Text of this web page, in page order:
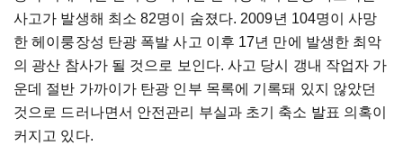
사고가 발생해 최소 82명이 숨졌다. 2009년 104명이 사망
한 헤이룽장성 탄광 폭발 사고 이후 17년 만에 발생한 최악
의 광산 참사가 될 것으로 보인다. 사고 당시 갱내 작업자 가
운데 절반 가까이가 탄광 인부 목록에 기록돼 있지 않았던
것으로 드러나면서 안전관리 부실과 초기 축소 발표 의혹이
커지고 있다.